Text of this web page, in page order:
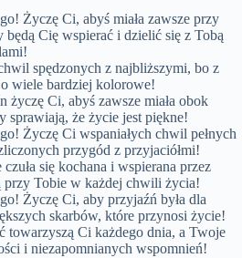
Życzę Ci, abyś miała zawsze przy
będą Cię wspierać i dzielić się z Tobą
spędzonych z najbliższymi, bo z
wiele bardziej kolorowe!
Ci, abyś zawsze miała obok
sprawiają, że życie jest piękne!
Życzę Ci wspaniałych chwil pełnych
przygód z przyjaciółmi!
się kochana i wspierana przez
przy Tobie w każdej chwili życia!
Życzę Ci, aby przyjaźń była dla
skarbów, które przynosi życie!
towarzyszą Ci każdego dnia, a Twoje
i niezapomnianych wspomnień!